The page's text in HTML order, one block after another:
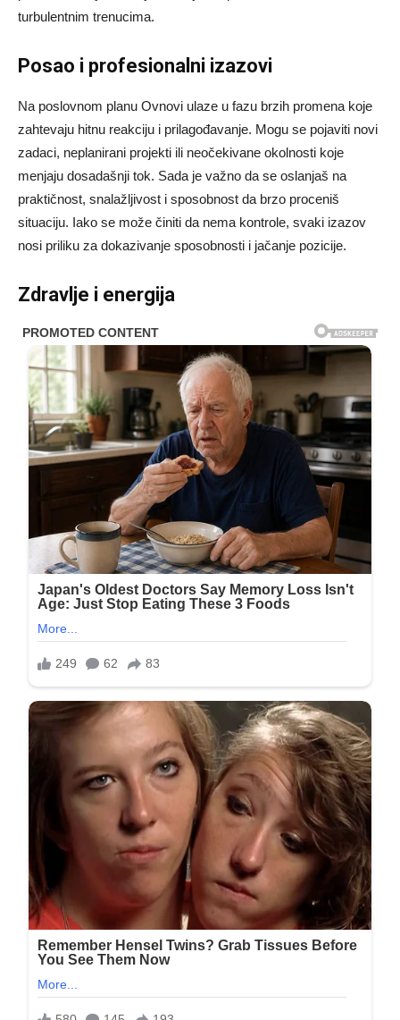
turbulentnim trenucima.
Posao i profesionalni izazovi
Na poslovnom planu Ovnovi ulaze u fazu brzih promena koje
zahtevaju hitnu reakciju i prilagođavanje. Mogu se pojaviti novi
zadaci, neplanirani projekti ili neočekivane okolnosti koje
menjaju dosadašnji tok. Sada je važno da se oslanjaš na
praktičnost, snalažljivost i sposobnost da brzo proceniš
situaciju. Iako se može činiti da nema kontrole, svaki izazov
nosi priliku za dokazivanje sposobnosti i jačanje pozicije.
Zdravlje i energija